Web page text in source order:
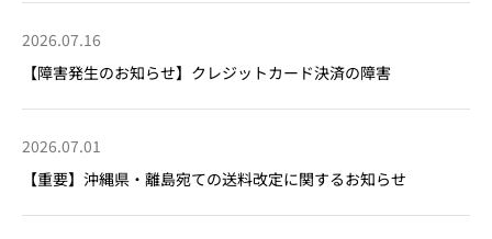
2026.07.16
【障害発生のお知らせ】クレジットカード決済の障害
2026.07.01
【重要】沖縄県・離島宛ての送料改定に関するお知らせ